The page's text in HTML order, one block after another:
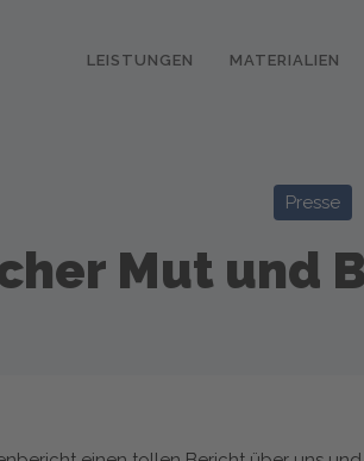
LEISTUNGEN MATERIALIEN
Presse
Mut und